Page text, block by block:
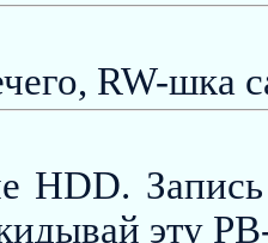
RW-шка
HDD.
эту